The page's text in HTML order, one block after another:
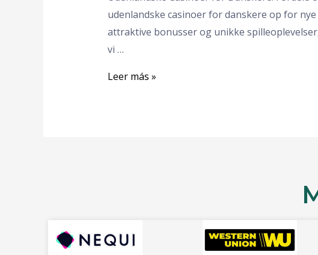
udenlandske casinoer for danskere op for
attraktive bonusser og unikke
vi …
Leer más »